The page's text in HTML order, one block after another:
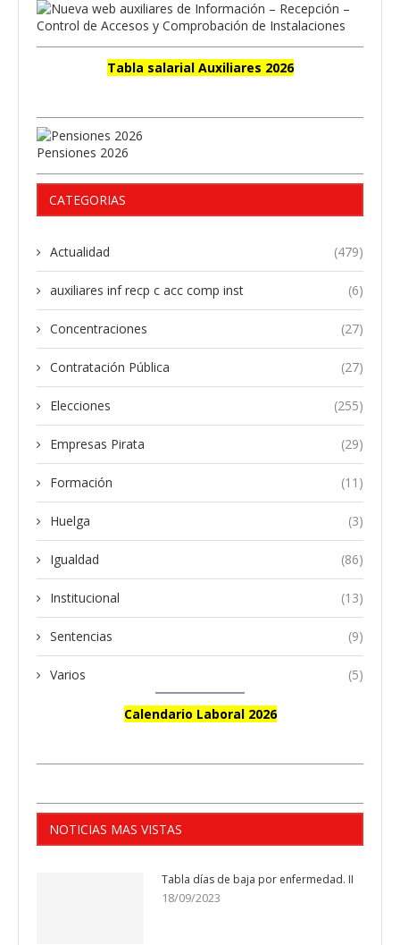
Tabla salarial Auxiliares 2026
Pensiones 2026
CATEGORIAS
Actualidad (479)
auxiliares inf recp c acc comp inst (6)
Concentraciones (27)
Contratación Pública (27)
Elecciones (255)
Empresas Pirata (29)
Formación (11)
Huelga (3)
Igualdad (86)
Institucional (13)
Sentencias (9)
Varios (5)
Calendario Laboral 2026
NOTICIAS MAS VISTAS
Tabla días de baja por enfermedad. II
18/09/2023